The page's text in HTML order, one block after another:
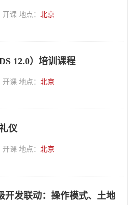
开课 地点： 北京
12.0）培训课程
开课 地点： 北京
仪
开课 地点： 北京
开发联动：操作模式、土地